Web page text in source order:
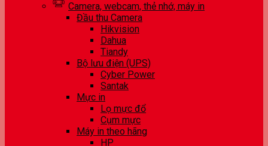
Camera, webcam, thẻ nhớ, máy in
Đầu thu Camera
Hikvision
Dahua
Tiandy
Bộ lưu điện (UPS)
Cyber Power
Santak
Mực in
Lọ mực đổ
Cụm mực
Máy in theo hãng
HP